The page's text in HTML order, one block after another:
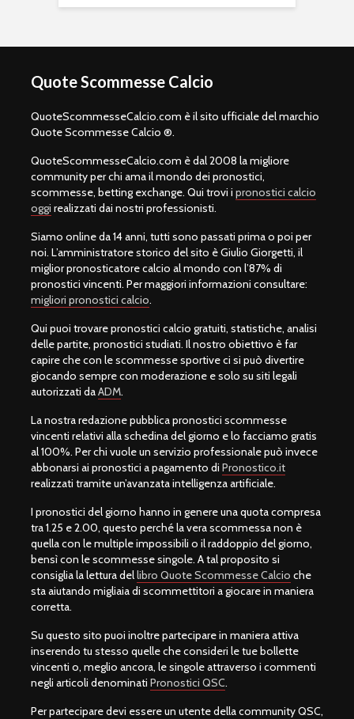
Quote Scommesse Calcio
QuoteScommesseCalcio.com è il sito ufficiale del marchio
Quote Scommesse Calcio ®.
QuoteScommesseCalcio.com è dal 2008 la migliore
community per chi ama il mondo dei pronostici,
scommesse, betting exchange. Qui trovi i pronostici calcio
oggi realizzati dai nostri professionisti.
Siamo online da 14 anni, tutti sono passati prima o poi per
noi. L’amministratore storico del sito è Giulio Giorgetti, il
miglior pronosticatore calcio al mondo con l’87% di
pronostici vincenti. Per maggiori informazioni consultare:
migliori pronostici calcio.
Qui puoi trovare pronostici calcio gratuiti, statistiche, analisi
delle partite, pronostici studiati. Il nostro obiettivo è far
capire che con le scommesse sportive ci si può divertire
giocando sempre con moderazione e solo su siti legali
autorizzati daADM.
La nostra redazione pubblica pronostici scommesse
vincenti relativi alla schedina del giorno e lo facciamo gratis
al 100%. Per chi vuole un servizio professionale può invece
abbonarsi ai pronostici a pagamento di Pronostico.it
realizzati tramite un’avanzata intelligenza artificiale.
I pronostici del giorno hanno in genere una quota compresa
tra 1.25 e 2.00, questo perché la vera scommessa non è
quella con le multiple impossibili o il raddoppio del giorno,
bensì con le scommesse singole. A tal proposito si
consiglia la lettura dellibro Quote Scommesse Calcio che
sta aiutando migliaia di scommettitori a giocare in maniera
corretta.
Su questo sito puoi inoltre partecipare in maniera attiva
inserendo tu stesso quelle che consideri le tue bollette
vincenti o, meglio ancora, le singole attraverso i commenti
negli articoli denominati Pronostici QSC.
Per partecipare devi essere un utente della community QSC,